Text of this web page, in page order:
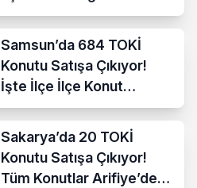
Samsun’da 684 TOKİ
Konutu Satışa Çıkıyor!
İşte İlçe İlçe Konut
Dağılımı
Sakarya’da 20 TOKİ
Konutu Satışa Çıkıyor!
Tüm Konutlar Arifiye’de